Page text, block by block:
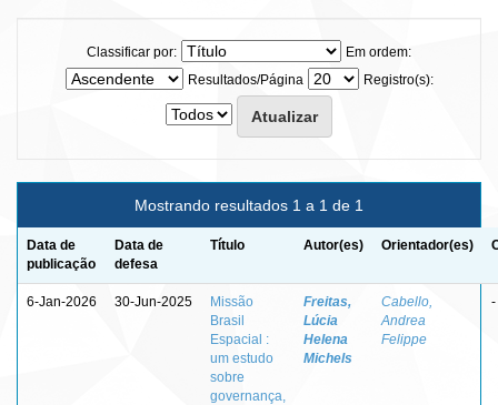
Classificar por:
Em ordem:
Resultados/Página
Registro(s):
Mostrando resultados 1 a 1 de 1
Data de
publicação
Data de
defesa
Título Autor(es) Orientador(es)
6-Jan-2026 30-Jun-2025
Missão
Brasil
Espacial :
um estudo
sobre
governança,
Freitas,
Lúcia
Helena
Michels
Cabello,
Andrea
Felippe
-